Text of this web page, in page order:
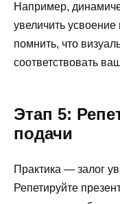
Например,
увеличить
помнить, что
соответствовать
Этап 5:
подачи
Практика — залог
Репетируйте